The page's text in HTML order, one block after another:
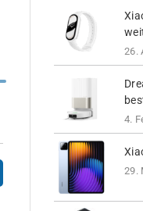
26.
4.
29.